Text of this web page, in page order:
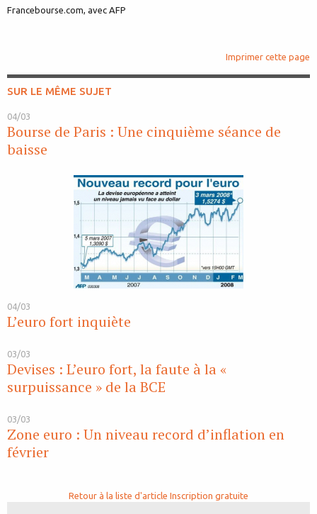
Francebourse.com, avec AFP
Imprimer cette page
SUR LE MÊME SUJET
04/03
Bourse de Paris : Une cinquième séance de
baisse
04/03
L’euro fort inquiète
03/03
Devises : L’euro fort, la faute à la «
surpuissance » de la BCE
03/03
Zone euro : Un niveau record d’inflation en
février
Retour à la liste d'article Inscription gratuite